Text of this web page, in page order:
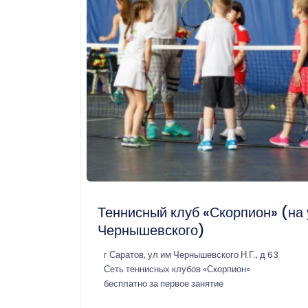
Теннисный клуб «Скорпион» (на
Чернышевского)
г Саратов, ул им Чернышевского Н.Г., д 63
Сеть теннисных клубов «Скорпион»
бесплатно за первое занятие